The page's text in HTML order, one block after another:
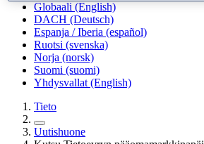
Globaali (English)
DACH (Deutsch)
Espanja / Iberia (español)
Ruotsi (svenska)
Norja (norsk)
Suomi (suomi)
Yhdysvallat (English)
Tieto
Uutishuone